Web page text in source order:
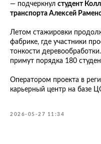
— подчеркнул студент
транспорта Алексей
Летом стажировки
фабрике, где участники
тонкости
примут порядка 180
Оператором проекта в
карьерный центр на базе
2026-05-27 11:34